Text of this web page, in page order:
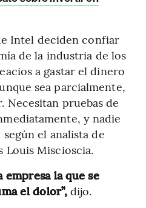
Intel deciden confiar
de la industria de los
a gastar el dinero
sea parcialmente,
Necesitan pruebas de
y nadie
el analista de
Louis Miscioscia.
empresa la que se
el dolor”,dijo.